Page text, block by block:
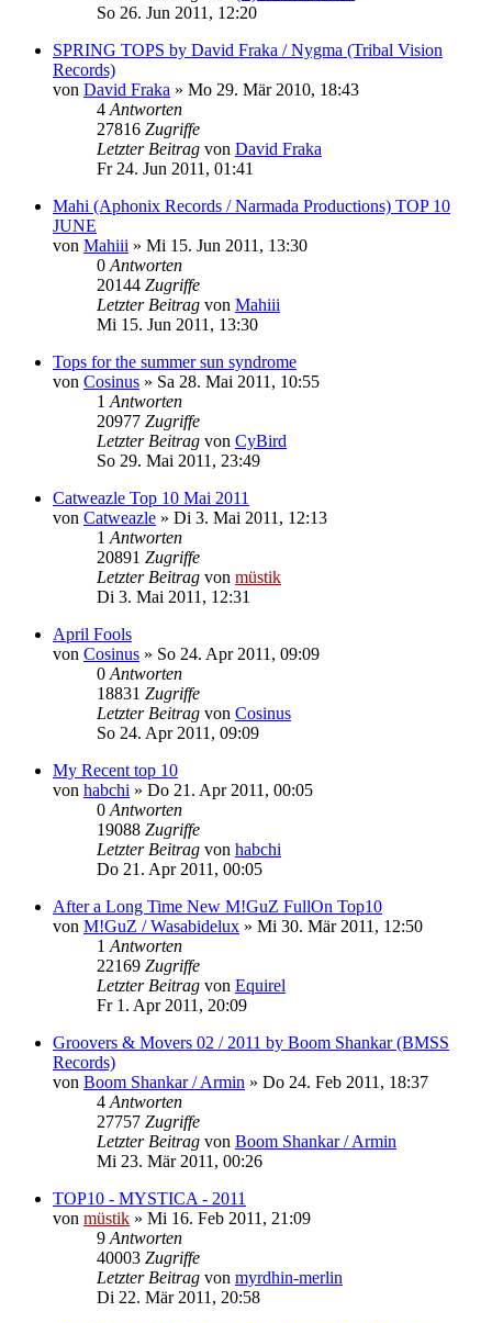
So 26. Jun 2011, 12:20
SPRING TOPS by David Fraka / Nygma (Tribal Vision
Records)
von David Fraka » Mo 29. Mär 2010, 18:43
4 Antworten
27816 Zugriffe
Letzter Beitrag von David Fraka
Fr 24. Jun 2011, 01:41
Mahi (Aphonix Records / Narmada Productions) TOP 10
JUNE
von Mahiii » Mi 15. Jun 2011, 13:30
0 Antworten
20144 Zugriffe
Letzter Beitrag von Mahiii
Mi 15. Jun 2011, 13:30
Tops for the summer sun syndrome
von Cosinus » Sa 28. Mai 2011, 10:55
1 Antworten
20977 Zugriffe
Letzter Beitrag von CyBird
So 29. Mai 2011, 23:49
Catweazle Top 10 Mai 2011
von Catweazle » Di 3. Mai 2011, 12:13
1 Antworten
20891 Zugriffe
Letzter Beitrag von müstik
Di 3. Mai 2011, 12:31
April Fools
von Cosinus » So 24. Apr 2011, 09:09
0 Antworten
18831 Zugriffe
Letzter Beitrag von Cosinus
So 24. Apr 2011, 09:09
My Recent top 10
von habchi » Do 21. Apr 2011, 00:05
0 Antworten
19088 Zugriffe
Letzter Beitrag von habchi
Do 21. Apr 2011, 00:05
After a Long Time New M!GuZ FullOn Top10
von M!GuZ / Wasabidelux » Mi 30. Mär 2011, 12:50
1 Antworten
22169 Zugriffe
Letzter Beitrag von Equirel
Fr 1. Apr 2011, 20:09
Groovers & Movers 02 / 2011 by Boom Shankar (BMSS
Records)
von Boom Shankar / Armin » Do 24. Feb 2011, 18:37
4 Antworten
27757 Zugriffe
Letzter Beitrag von Boom Shankar / Armin
Mi 23. Mär 2011, 00:26
TOP10 - MYSTICA - 2011
von müstik » Mi 16. Feb 2011, 21:09
9 Antworten
40003 Zugriffe
Letzter Beitrag von myrdhin-merlin
Di 22. Mär 2011, 20:58